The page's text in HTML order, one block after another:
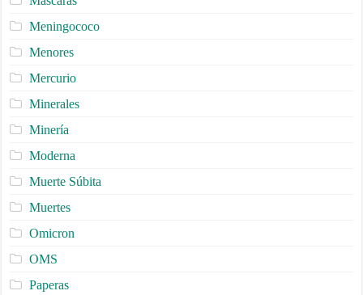
Meningococo
Menores
Mercurio
Minerales
Minería
Moderna
Muerte Súbita
Muertes
Omicron
OMS
Paperas